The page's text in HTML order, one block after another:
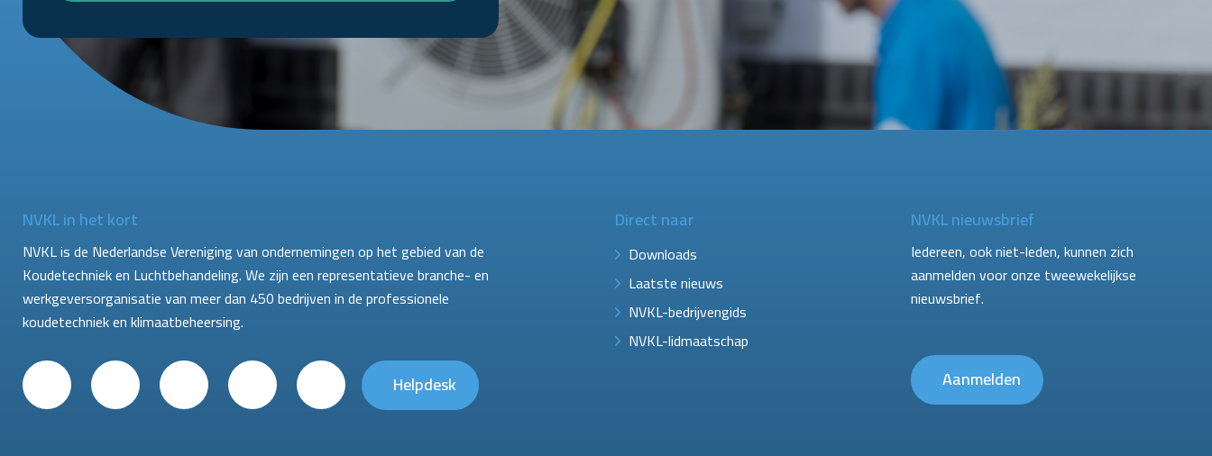
NVKL in het kort
NVKL is de Nederlandse Vereniging van ondernemingen op het gebied van de
Koudetechniek en Luchtbehandeling. We zijn een representatieve branche- en
werkgeversorganisatie van meer dan 450 bedrijven in de professionele
koudetechniek en klimaatbeheersing.
Helpdesk
Direct naar
Downloads
Laatste nieuws
NVKL-bedrijvengids
NVKL-lidmaatschap
NVKL nieuwsbrief
Iedereen, ook niet-leden, kunnen zich
aanmelden voor onze tweewekelijkse
nieuwsbrief.
Aanmelden